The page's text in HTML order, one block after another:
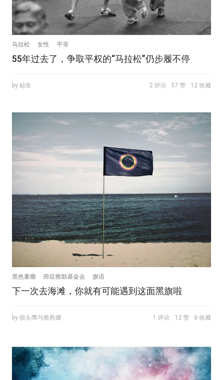
马拉松 女性 平等
55年过去了，争取平权的“马拉松”仍步履不停
by 鲸鱼 2 评论 57 赞 12 收藏
黑色素瘤 癌症救助基金会 旗语
下一次去海滩，你就有可能遇到这面黑旗啦
by 猫头鹰与雅典娜 1 评论 12 赞 8 收藏